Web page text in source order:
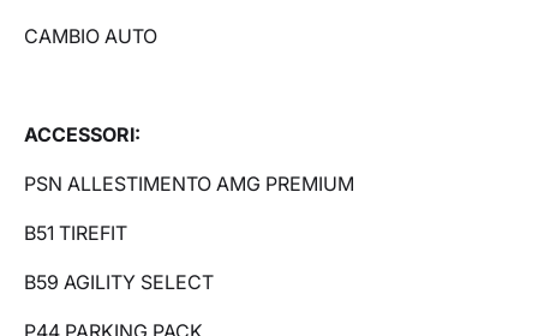
CAMBIO AUTO
ACCESSORI:
PSN ALLESTIMENTO AMG PREMIUM
B51 TIREFIT
B59 AGILITY SELECT
P44 PARKING PACK